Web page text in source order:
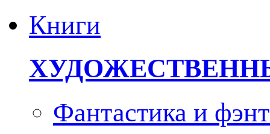
Книги
Фантастика и